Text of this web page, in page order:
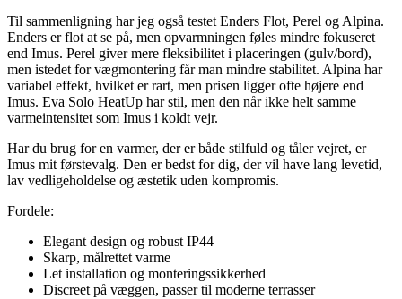
Til sammenligning har jeg også testet Enders Flot, Perel og Alpina.
Enders er flot at se på, men opvarmningen føles mindre fokuseret
end Imus. Perel giver mere fleksibilitet i placeringen (gulv/bord),
men istedet for vægmontering får man mindre stabilitet. Alpina har
variabel effekt, hvilket er rart, men prisen ligger ofte højere end
Imus. Eva Solo HeatUp har stil, men den når ikke helt samme
varmeintensitet som Imus i koldt vejr.
Har du brug for en varmer, der er både stilfuld og tåler vejret, er
Imus mit førstevalg. Den er bedst for dig, der vil have lang levetid,
lav vedligeholdelse og æstetik uden kompromis.
Fordele:
Elegant design og robust IP44
Skarp, målrettet varme
Let installation og monteringssikkerhed
Discreet på væggen, passer til moderne terrasser